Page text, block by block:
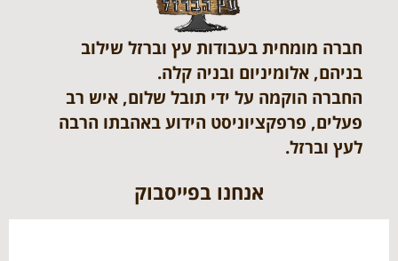
חברה מומחית בעבודות עץ וברזל שילוב
בניהם, אלומיניום ובניה קלה.
החברה הוקמה על ידי תובל שלום, איש רב
פעלים, פרפקציוניסט הידוע באהבתו הרבה
לעץ וברזל.
אנחנו בפייסבוק